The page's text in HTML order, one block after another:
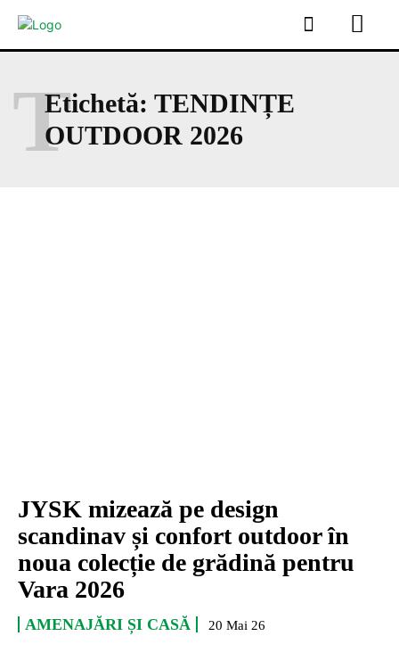
Etichetă: TENDINȚE
OUTDOOR 2026
T
JYSK mizează pe design
scandinav și confort outdoor în
noua colecție de grădină pentru
Vara 2026
AMENAJĂRI ȘI CASĂ 20 Mai 26